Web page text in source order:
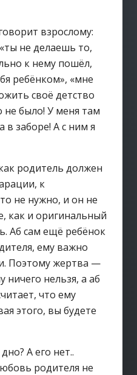
взрослому:
не делаешь то,
к нему пошёл,
ребёнком», «мне
своё детство
не было! У меня там
в заборе! А с ним я
родитель должен
к
не нужно, и он не
как и оригинальный
Аб сам ещё ребёнок
ему важно
Поэтому жертва —
ничего нельзя, а аб
что ему
этого, вы будете
А его нет..
родителя не